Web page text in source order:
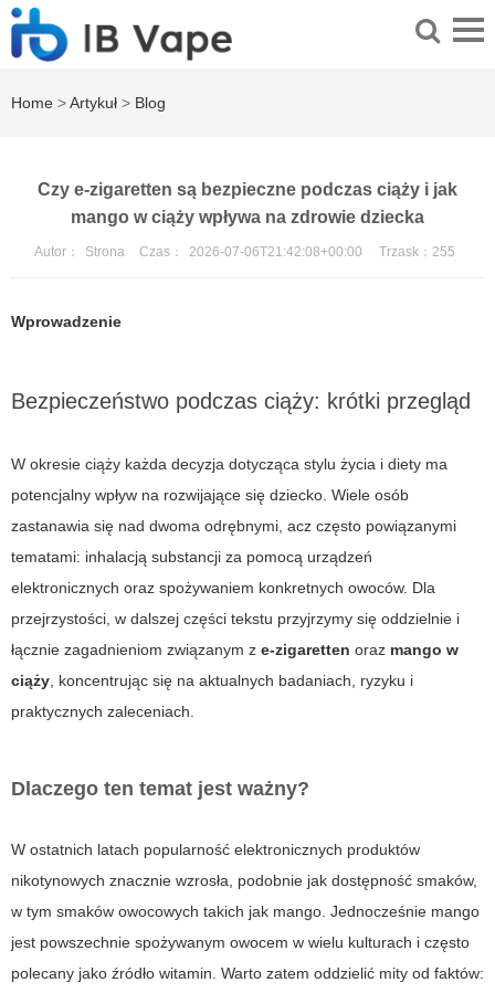
Home >Artykuł > Blog
Czy e-zigaretten są bezpieczne podczas ciąży i jak
mango w ciąży wpływa na zdrowie dziecka
Autor： Strona Czas： 2026-07-06T21:42:08+00:00 Trzask： 255
Wprowadzenie
Bezpieczeństwo podczas ciąży: krótki przegląd
W okresie ciąży każda decyzja dotycząca stylu życia i diety ma
potencjalny wpływ na rozwijające się dziecko. Wiele osób
zastanawia się nad dwoma odrębnymi, acz często powiązanymi
tematami: inhalacją substancji za pomocą urządzeń
elektronicznych oraz spożywaniem konkretnych owoców. Dla
przejrzystości, w dalszej części tekstu przyjrzymy się oddzielnie i
łącznie zagadnieniom związanym z e-zigaretten oraz mango w
ciąży, koncentrując się na aktualnych badaniach, ryzyku i
praktycznych zaleceniach.
Dlaczego ten temat jest ważny?
W ostatnich latach popularność elektronicznych produktów
nikotynowych znacznie wzrosła, podobnie jak dostępność smaków,
w tym smaków owocowych takich jak mango. Jednocześnie mango
jest powszechnie spożywanym owocem w wielu kulturach i często
polecany jako źródło witamin. Warto zatem oddzielić mity od faktów: